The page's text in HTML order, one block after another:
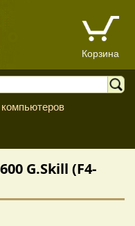
Корзина
G.Skill (F4-